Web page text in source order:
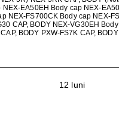
NEX-EA50EH Body cap NEX-
NEX-FS700CK Body cap NEX-
CAP, BODY NEX-VG30EH
BODY PXW-FS7K CAP,
12 luni